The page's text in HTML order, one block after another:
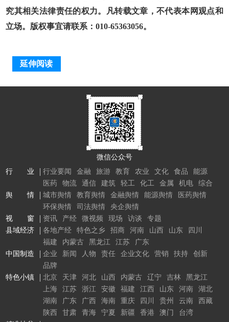
究其相关法律责任的权力。凡转载文章，不代表本网观点和
立场。版权事宜请联系：010-65363056。
延伸阅读
微信公众号
行 业
行业要闻 金融 旅游 教育 农业 文化 食品
能源
医药
物流 通信 建筑 轻工 化工 金属 机电
综合
舆 情
城市舆情 教育舆情 金融舆情 能源舆情
医药舆情
环保舆情
司法舆情
央企舆情
视 窗
资讯 产经 微视频 现场 访谈
专题
县域经济
各地产经 特色之乡 招商 河南 山西 山东
四川
福建
内蒙古 黑龙江 江苏
广东
中国制造
企业 新闻 人物 责任 企业文化 营销 扶持
创新
品牌
特色小镇
北京 天津 河北 山西 内蒙古 辽宁 吉林
黑龙江
上海
江苏 浙江 安徽 福建 江西 山东 河南
湖北
湖南
广东 广西 海南 重庆 四川 贵州 云南
西藏
陕西
甘肃 青海 宁夏 新疆 香港 澳门
台湾